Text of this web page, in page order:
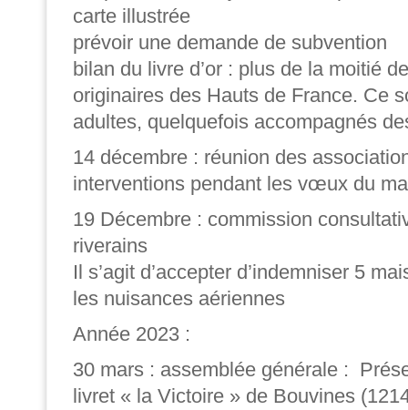
carte illustrée
prévoir une demande de subvention
bilan du livre d’or : plus de la moitié
originaires des Hauts de France. Ce
adultes, quelquefois accompagnés
14 décembre : réunion des
interventions pendant les vœux du
19 Décembre : commission
riverains
Il s’agit d’accepter d’indemniser 5
les nuisances aériennes
Année 2023 :
30 mars : assemblée générale :
livret « la Victoire » de Bouvines